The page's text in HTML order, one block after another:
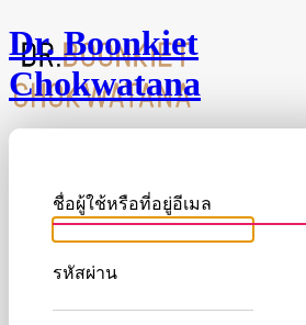
Dr. Boonkiet
Chokwatana
ชื่อผู้ใช้หรือที่อยู่อีเมล
รหัสผ่าน